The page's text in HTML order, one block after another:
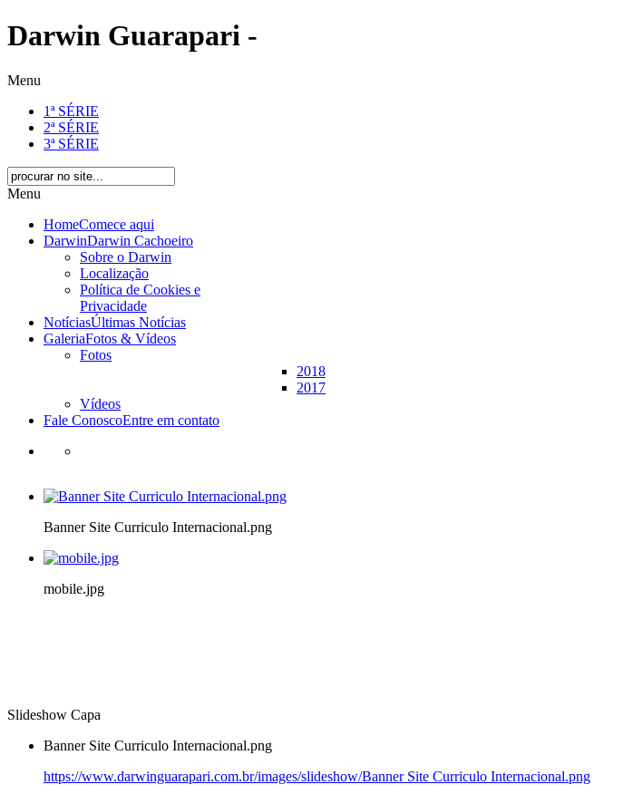
Darwin Guarapari -
Menu
1ª SÉRIE
2ª SÉRIE
3ª SÉRIE
Menu
HomeComece aqui
DarwinDarwin Cachoeiro
Sobre o Darwin
Localização
Política de Cookies e
Privacidade
NotíciasÚltimas Notícias
GaleriaFotos & Vídeos
Fotos
2018
2017
Vídeos
Fale ConoscoEntre em contato
Banner Site Curriculo Internacional.png
mobile.jpg
Slideshow Capa
Banner Site Curriculo Internacional.png
https://www.darwinguarapari.com.br/images/slideshow/Banner Site Curriculo Internacional.png